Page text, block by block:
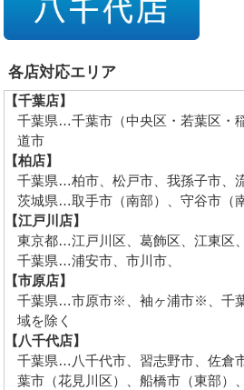
各店対応エリア
【千葉店】
千葉県…千葉市（中央区・若葉区・
道市
【柏店】
千葉県…柏市、松戸市、我孫子市、
茨城県…取手市（南部）、守谷市（南
【江戸川店】
東京都…江戸川区、葛飾区、江東区
千葉県…浦安市、市川市、
【市原店】
千葉県…市原市※、袖ヶ浦市※、千
域を除く
【八千代店】
千葉県…八千代市、習志野市、佐倉
葉市（花見川区）、船橋市（東部）